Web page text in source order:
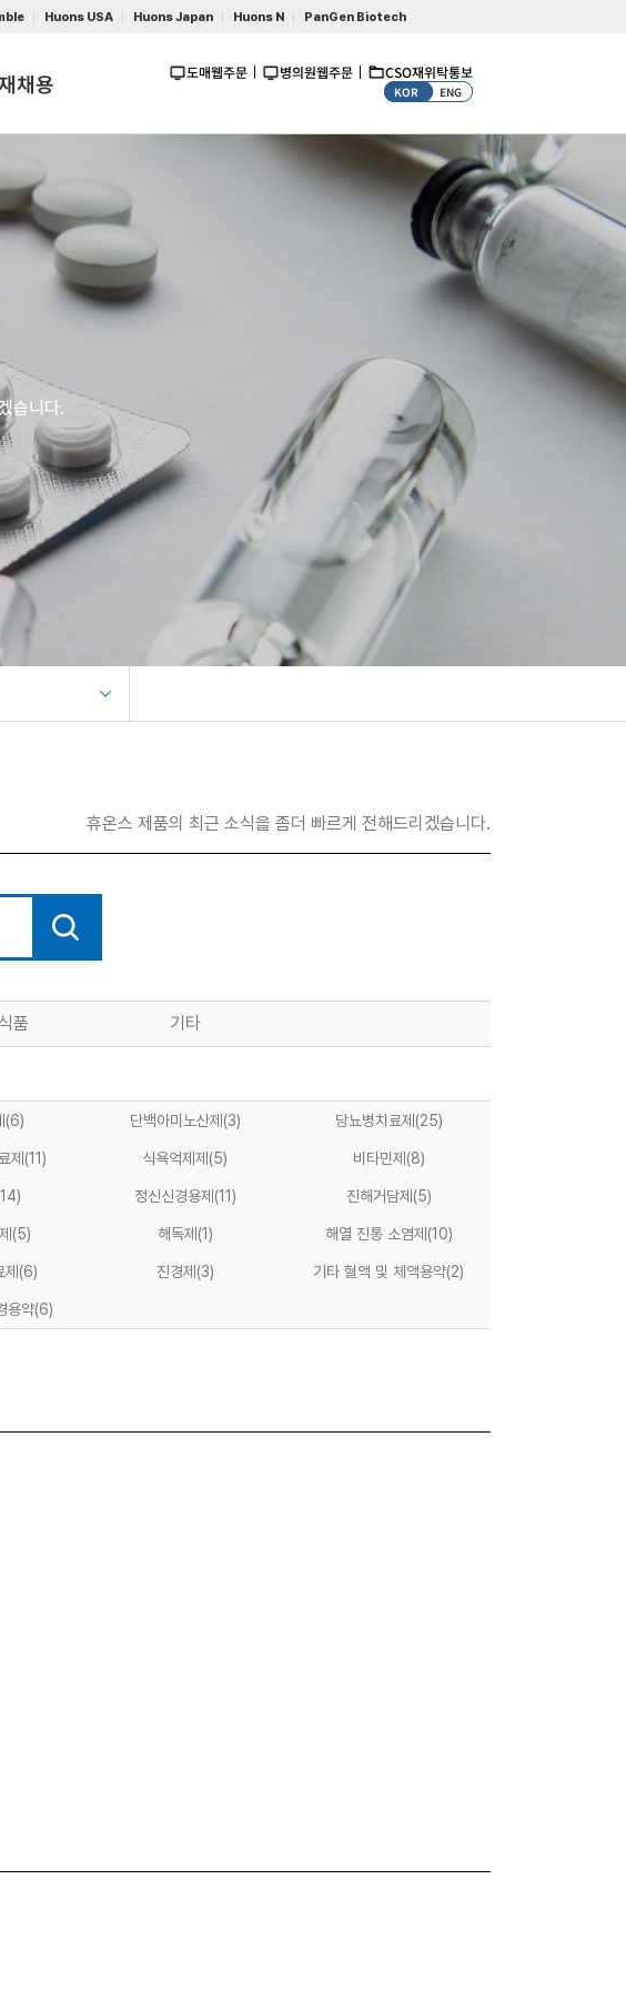
Huons USA Huons Japan Huons N PanGen Biotech
채용 도매웹주문 병의원웹주문 CSO재위탁통보
KOR ENG
습니다.
휴온스 제품의 최근 소식을 좀더 빠르게 전해드리겠습니다.
품 기타
(6) 단백아미노산제 (3) 당뇨병치료제 (25)
제 (11) 식욕억제제 (5) 비타민제 (8)
정신신경용제 (11) 진해거담제 (5)
(5) 해독제 (1) 해열 진통 소염제 (10)
(6) 진경제 (3) 기타 혈액 및 체액용약(2)
용약(6)